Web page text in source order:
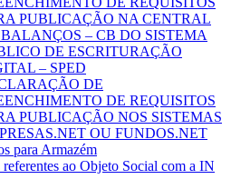
PUBLICAÇÃO NA CENTRAL
– CB DO SISTEMA
DE ESCRITURAÇÃO
– SPED
DE
DE REQUISITOS
PUBLICAÇÃO NOS SISTEMAS
OU FUNDOS.NET
para Armazém
referentes ao Objeto Social com a IN